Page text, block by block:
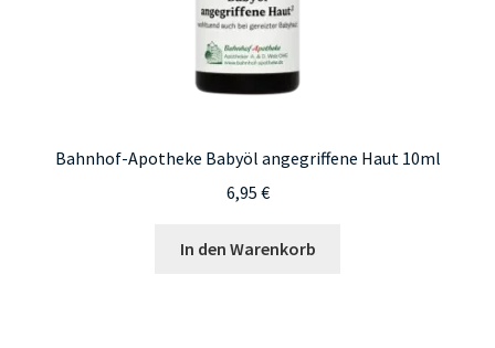
Bahnhof-Apotheke Babyöl angegriffene Haut 10ml
6,95 €
In den Warenkorb